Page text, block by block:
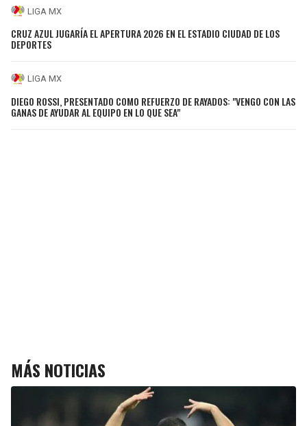
LIGA MX
CRUZ AZUL JUGARÍA EL APERTURA 2026 EN EL ESTADIO CIUDAD DE LOS
DEPORTES
LIGA MX
DIEGO ROSSI, PRESENTADO COMO REFUERZO DE RAYADOS: "VENGO CON LAS
GANAS DE AYUDAR AL EQUIPO EN LO QUE SEA"
MÁS NOTICIAS